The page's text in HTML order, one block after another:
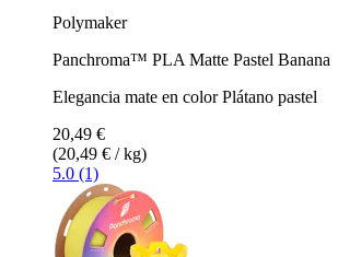
Polymaker
Panchroma™ PLA Matte Pastel Banana
Elegancia mate en color Plátano pastel
20,49 €
(20,49 € / kg)
5.0 (1)